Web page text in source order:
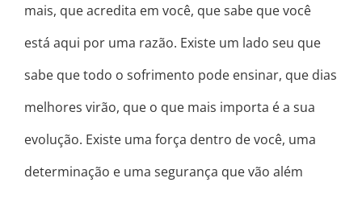
mais, que acredita em você, que sabe que você
está aqui por uma razão. Existe um lado seu que
sabe que todo o sofrimento pode ensinar, que dias
melhores virão, que o que mais importa é a sua
evolução. Existe uma força dentro de você, uma
determinação e uma segurança que vão além